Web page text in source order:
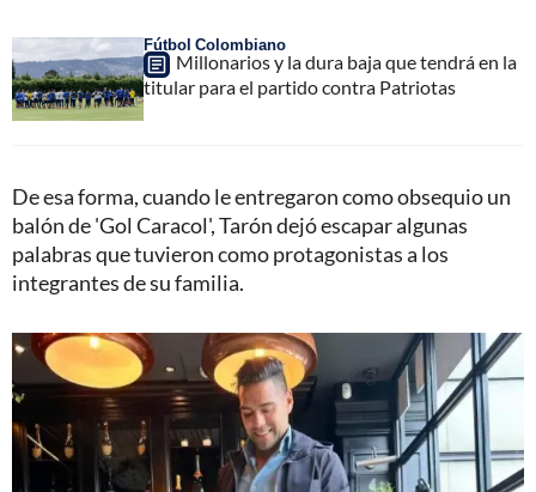
Fútbol Colombiano
Millonarios y la dura baja que tendrá en la
titular para el partido contra Patriotas
De esa forma, cuando le entregaron como obsequio un
balón de 'Gol Caracol', Tarón dejó escapar algunas
palabras que tuvieron como protagonistas a los
integrantes de su familia.